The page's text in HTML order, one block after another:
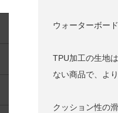
ウォーターボー
TPU加工の生地
ない商品で、よ
クッション性の